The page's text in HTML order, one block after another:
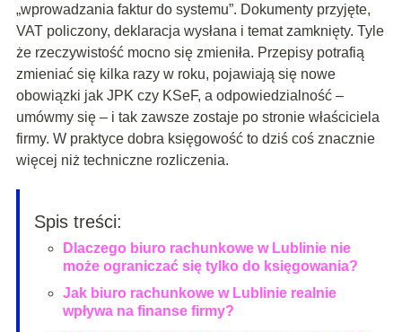
„wprowadzania faktur do systemu”. Dokumenty przyjęte,
VAT policzony, deklaracja wysłana i temat zamknięty. Tyle
że rzeczywistość mocno się zmieniła. Przepisy potrafią
zmieniać się kilka razy w roku, pojawiają się nowe
obowiązki jak JPK czy KSeF, a odpowiedzialność –
umówmy się – i tak zawsze zostaje po stronie właściciela
firmy. W praktyce dobra księgowość to dziś coś znacznie
więcej niż techniczne rozliczenia.
Spis treści:
Dlaczego biuro rachunkowe w Lublinie nie
może ograniczać się tylko do księgowania?
Jak biuro rachunkowe w Lublinie realnie
wpływa na finanse firmy?